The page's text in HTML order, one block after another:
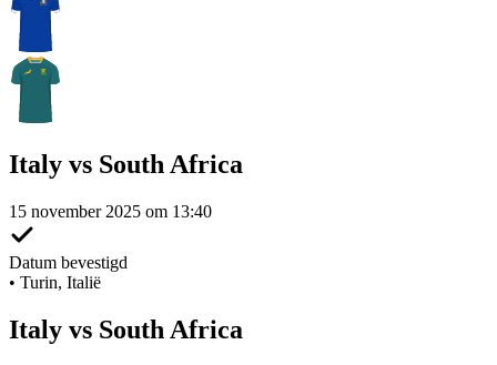
Italy vs South Africa
15 november 2025 om 13:40
Datum bevestigd
• Turin, Italië
Italy vs South Africa